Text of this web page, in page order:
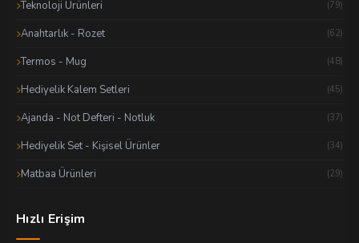
Teknoloji Ürünleri (79)
Anahtarlık - Rozet (62)
Termos - Mug (48)
Hediyelik Kalem Setleri (45)
Ajanda - Not Defteri - Notluk (37)
Hediyelik Set - Kişisel Ürünler (34)
Matbaa Ürünleri (29)
Hızlı Erişim